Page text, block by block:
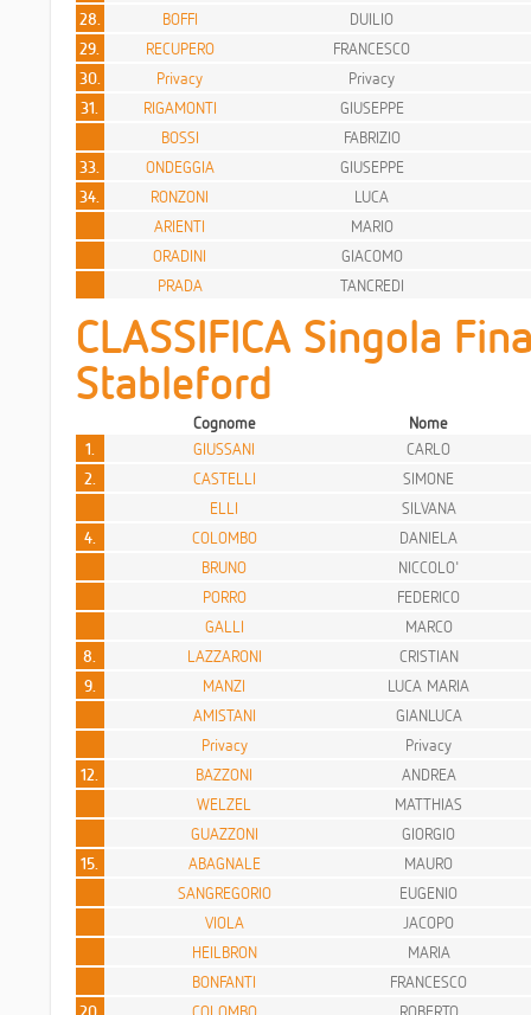
28.
BOFFI
DUILIO
29.
RECUPERO
FRANCESCO
30.
Privacy
Privacy
31.
RIGAMONTI
GIUSEPPE
BOSSI
FABRIZIO
33.
ONDEGGIA
GIUSEPPE
34.
RONZONI
LUCA
ARIENTI
MARIO
ORADINI
GIACOMO
PRADA
TANCREDI
CLASSIFICA Singola
Stableford
Cognome
Nome
1.
GIUSSANI
CARLO
2.
CASTELLI
SIMONE
ELLI
SILVANA
4.
COLOMBO
DANIELA
BRUNO
NICCOLO'
PORRO
FEDERICO
GALLI
MARCO
8.
LAZZARONI
CRISTIAN
9.
MANZI
LUCA MARIA
AMISTANI
GIANLUCA
Privacy
Privacy
12.
BAZZONI
ANDREA
WELZEL
MATTHIAS
GUAZZONI
GIORGIO
15.
ABAGNALE
MAURO
SANGREGORIO
EUGENIO
VIOLA
JACOPO
HEILBRON
MARIA
BONFANTI
FRANCESCO
20.
COLOMBO ROBERTO